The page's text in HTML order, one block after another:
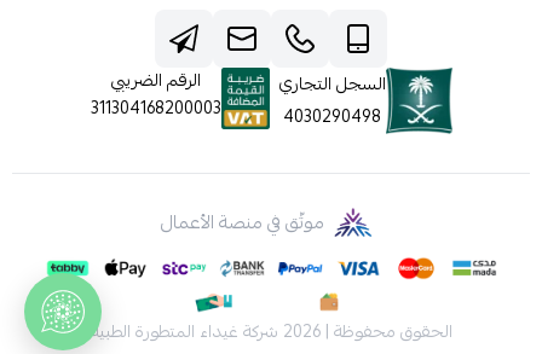
السجل التجاري
4030290498
الرقم الضريبي
311304168200003
موثّق في منصة الأعمال
الحقوق محفوظة | 2026 شركة غيداء المتطورة الطبية